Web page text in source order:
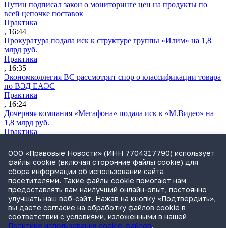
Путин подписал закон о мониторинге цен на продукты по
всей цепочке поставок
Практика
, 16:44
Прокуратура подала иск к структуре группы «Илим» на 1,8
млрд руб.
Практика
, 16:35
Экономколлегия ВС рассмотрит спор о классификации товара
по ВЭД ЕАЭС
Практика
, 16:24
Дочерняя компания «Мегафона» подала иск к «М.Видео» на
1,8 млрд руб.
Практика
СИП проверит отмену патента на систему управления
устройствами после возражений «Яндекса»
Практика
, 15:17
Суды 10 стран рассматривают иски российской «дочки»
Google о возврате дивидендов
Международная практика
, 14:09
ООО «Правовые Новости» (ИНН 7704317790) использует
файлы cookie (включая сторонние файлы cookie) для
сбора информации об использовании сайта
посетителями. Такие файлы cookie помогают нам
предоставлять вам наилучший онлайн-опыт, постоянно
улучшать наш веб-сайт. Нажав на кнопку «Подтвердить»,
вы даете согласие на обработку файлов cookie в
соответствии с условиями, изложенными в нашей
Политике использования cookie-файлов.